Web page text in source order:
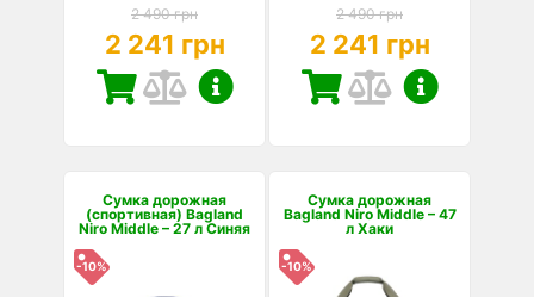
2 490 грн
2 241 грн
2 490 грн
2 241 грн
Сумка дорожная
(спортивная) Bagland
Niro Middle – 27 л Синяя
-10%
Сумка дорожная
Bagland Niro Middle – 47
л Хаки
-10%